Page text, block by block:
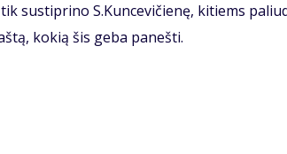
su­stip­ri­no S.Kun­ce­vi­čie­nę, ki­tiems
ko­kią šis ge­ba pa­neš­ti.